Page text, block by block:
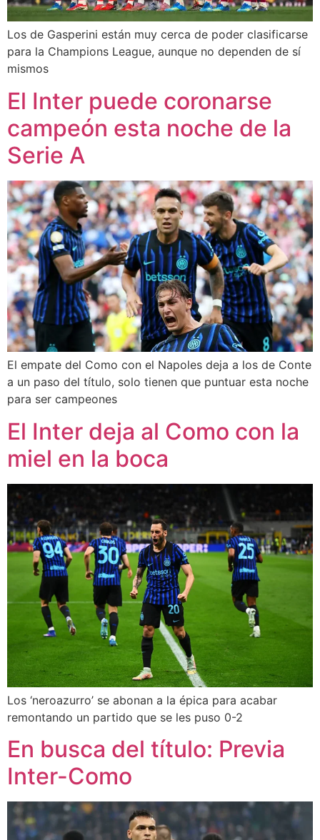
Los de Gasperini están muy cerca de poder clasificarse
para la Champions League, aunque no dependen de sí
mismos
El Inter puede coronarse
campeón esta noche de la
Serie A
El empate del Como con el Napoles deja a los de Conte
a un paso del título, solo tienen que puntuar esta noche
para ser campeones
El Inter deja al Como con la
miel en la boca
Los ‘neroazurro’ se abonan a la épica para acabar
remontando un partido que se les puso 0-2
En busca del título: Previa
Inter-Como